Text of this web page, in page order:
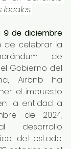
9 de diciembre
de celebrar la
de
Gobierno del
Airbnb ha
el impuesto
la entidad a
de 2024,
desarrollo
del estado.